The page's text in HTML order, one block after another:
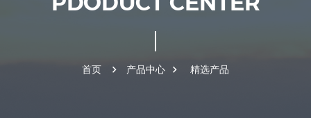
首页 产品中心 精选产品